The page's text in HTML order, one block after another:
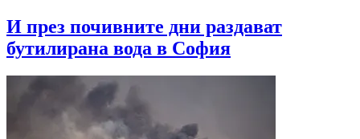
И през почивните дни раздават
бутилирана вода в София